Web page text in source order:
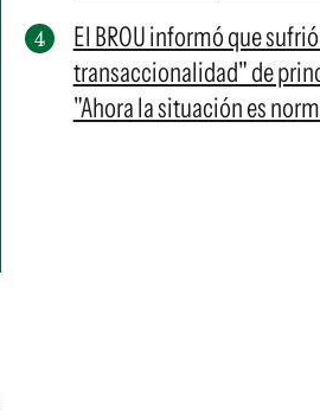
El BROU informó que
transaccionalidad" de
"Ahora la situación es